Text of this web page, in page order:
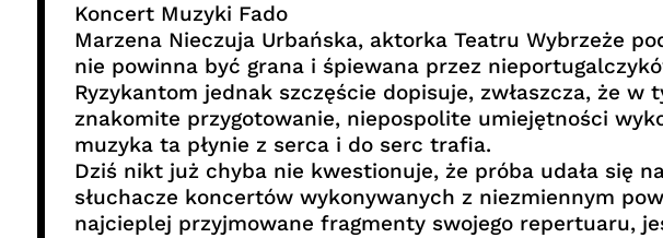
Koncert Muzyki Fado
Marzena Nieczuja Urbańska, aktorka Teatru Wybrzeże
nie powinna być grana i śpiewana przez
Ryzykantom jednak szczęście dopisuje, zwłaszcza, że
znakomite przygotowanie, niepospolite umiejętności
muzyka ta płynie z serca i do serc trafia.
Dziś nikt już chyba nie kwestionuje, że próba udała się
słuchacze koncertów wykonywanych z niezmiennym
najcieplej przyjmowane fragmenty swojego repertuaru,